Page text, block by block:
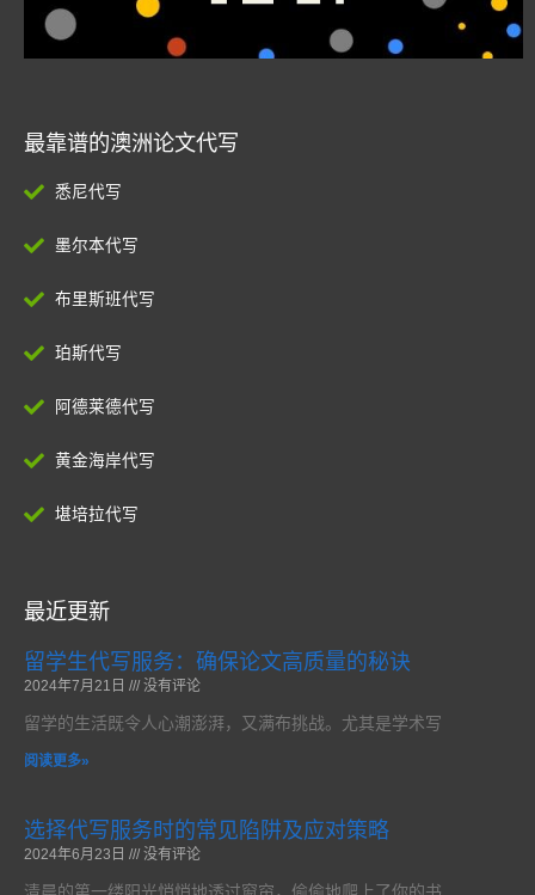
最靠谱的澳洲论文代写
悉尼代写
墨尔本代写
布里斯班代写
珀斯代写
阿德莱德代写
黄金海岸代写
堪培拉代写
最近更新
留学生代写服务：确保论文高质量的秘诀
2024年7月21日 没有评论
留学的生活既令人心潮澎湃，又满布挑战。尤其是学术写
阅读更多»
选择代写服务时的常见陷阱及应对策略
2024年6月23日 没有评论